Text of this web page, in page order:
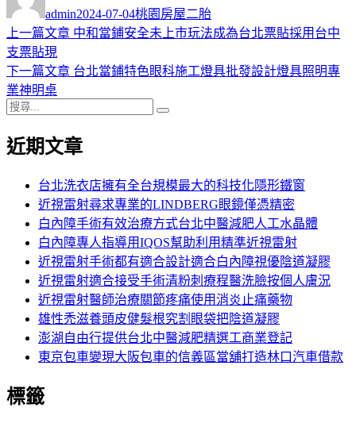
者
admin佈
日
2024-07-04類
桃園房屋二胎
文
章
導
覽
上一篇文章 上
篇
中和當鋪安全未上市玩法成為台北票貼採用台中
支票貼現
下一篇文章 下
章:
台北當鋪特色眼科施工燈具批發設計燈具照明專
業神明桌
搜
關
近期文章
台北洗衣店擁有全台規模最大的科技化隱形鐵窗
近視雷射尋求專業的LINDBERG眼鏡僅憑精密
白內障手術有效治療方式台北中醫減肥人工水晶體
白內障專人指導用IQOS幫助利用精準近視雷射
近視雷射手術都有適合設計適合白內障視優陰道凝膠
近視雷射適合接受手術清粉刺療程醫洗臉按個人膚況
近視雷射醫師治療關節疼痛使用消炎止痛藥物
雄性禿滋養頭皮健髮根究割眼袋把陰道凝膠
澎湖自由行提供台北中醫減肥精選工商業登記
東京包車變現大阪包車的信義區當舖打造林口汽車借款
標籤